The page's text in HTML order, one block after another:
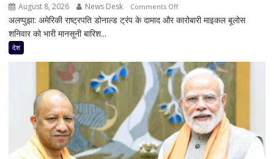
परिसीमन
जोर
August 8, 2026 News Desk Comments Offon
अचानक
ट्रंप
के
दामाद
माइकल
बूलोस?
बारिश
अलप्पुझा: अमेरिकी राष्ट्रपति डोनाल्ड ट्रंप के दामाद और कारोबारी माइकल बूलोस
शनिवार को भारी मानसूनी बारिश...
देश